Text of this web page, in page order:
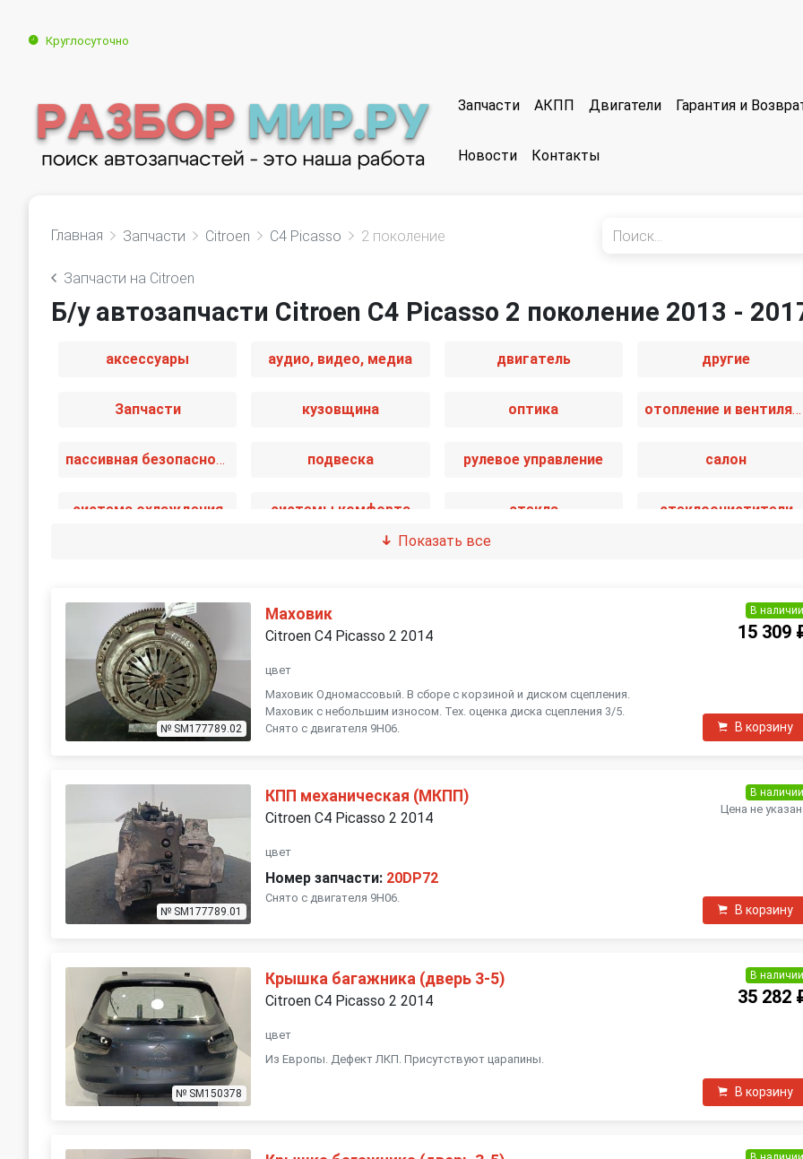
Круглосуточно
Запчасти АКПП Двигатели Гарантия и
Новости Контакты
Главная Запчасти Citroen C4 Picasso 2 поколение
Запчасти на Citroen
Б/у автозапчасти Citroen C4 Picasso 2 поколение 2013 -
аксессуары аудио, видео, медиа двигатель другие
Запчасти кузовщина оптика отопление и вентиляция
пассивная безопасность подвеска рулевое управление салон
система охлаждения системы комфорта стекла стеклоочистители
Показать все
№ SM177789.02
Маховик
Citroen C4 Picasso 2 2014
цвет
Маховик Одномассовый. В сборе с корзиной и диском сцепления.
Маховик с небольшим износом. Тех. оценка диска сцепления 3/5.
Снято с двигателя 9H06.
В наличии
15 309
В корзину
№ SM177789.01
КПП механическая (МКПП)
Citroen C4 Picasso 2 2014
цвет
Номер запчасти: 20DP72
Снято с двигателя 9H06.
В наличии
Цена не
В корзину
№ SM150378
Крышка багажника (дверь 3-5)
Citroen C4 Picasso 2 2014
цвет
Из Европы. Дефект ЛКП. Присутствуют царапины.
В наличии
35 282
В корзину